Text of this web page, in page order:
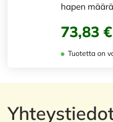
hapen
73,83 €
Tuotetta on